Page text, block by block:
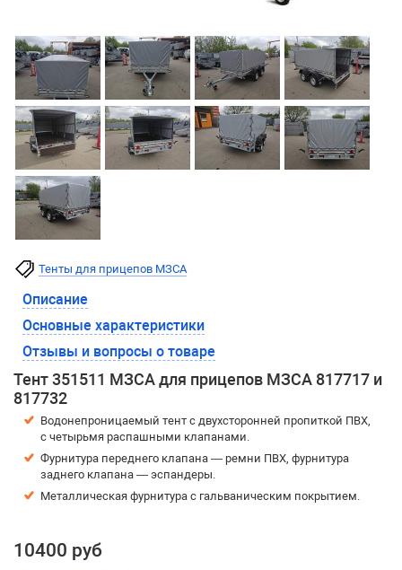
Тенты для прицепов МЗСА
Описание
Основные характеристики
Отзывы и вопросы о товаре
Тент 351511 МЗСА для прицепов МЗСА 817717 и
817732
Водонепроницаемый тент с двухсторонней пропиткой ПВХ,
с четырьмя распашными клапанами.
Фурнитура переднего клапана — ремни ПВХ, фурнитура
заднего клапана — эспандеры.
Металлическая фурнитура с гальваническим покрытием.
10400 руб